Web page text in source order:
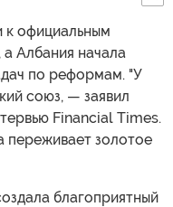
к официальным
Албания начала
по реформам. "У
союз, — заявил
Financial Times.
переживает золотое
благоприятный